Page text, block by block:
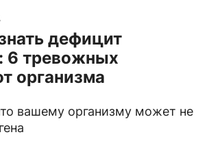
дефицит
6 тревожных
организма
вашему организму может не